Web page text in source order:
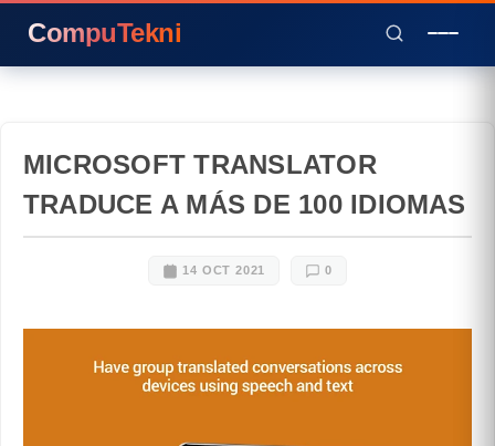
CompuTekni
MICROSOFT TRANSLATOR
TRADUCE A MÁS DE 100 IDIOMAS
14 OCT 2021 0